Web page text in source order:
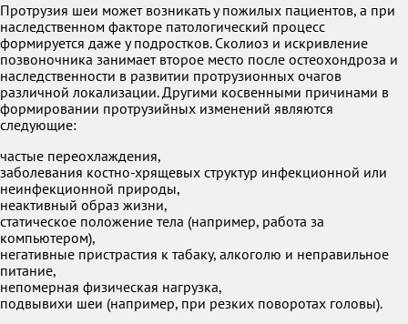
Протрузия шеи может возникать у пожилых пациентов, а при
наследственном факторе патологический процесс
формируется даже у подростков. Сколиоз и искривление
позвоночника занимает второе место после остеохондроза и
наследственности в развитии протрузионных очагов
различной локализации. Другими косвенными причинами в
формировании протрузийных изменений являются
следующие:
частые переохлаждения,
заболевания костно-хрящевых структур инфекционной или
неинфекционной природы,
неактивный образ жизни,
статическое положение тела (например, работа за
компьютером),
негативные пристрастия к табаку, алкоголю и неправильное
питание,
непомерная физическая нагрузка,
подвывихи шеи (например, при резких поворотах головы).